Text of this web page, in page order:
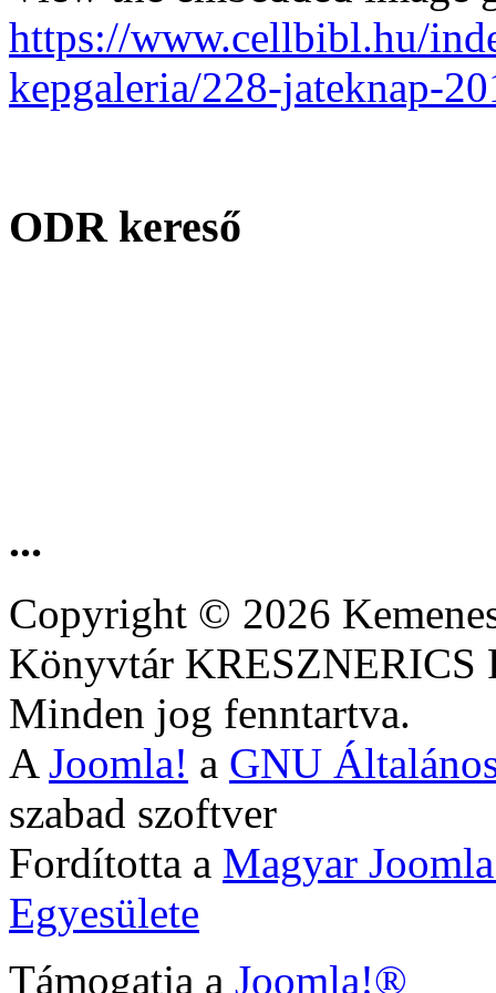
https://www.cellbibl.hu/
kepgaleria/228-jateknap-
ODR kereső
...
Copyright © 2026
Könyvtár
Minden jog fenntartva.
A Joomla! a GNU
szabad szoftver
Fordította a Magyar
Egyesülete
Támogatja a Joomla!®